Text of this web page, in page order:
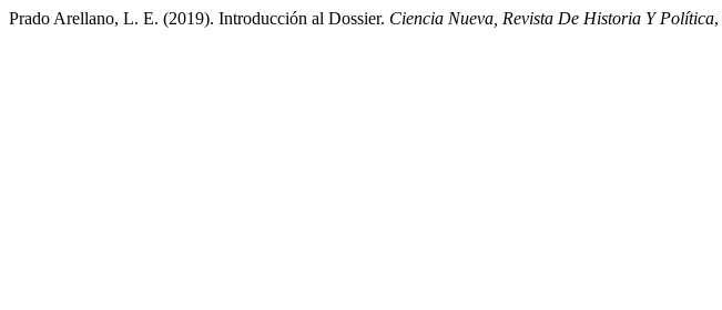
Prado Arellano, L. E. (2019). Introducción al Dossier. Ciencia Nueva, Revista De Historia Y Política,